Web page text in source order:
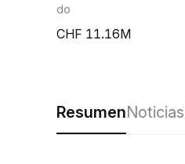
do
11.16M
ResumenNoticias